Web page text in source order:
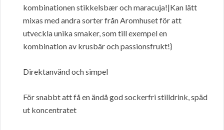
kombinationen stikkelsbær och maracuja!|Kan lätt
mixas med andra sorter från Aromhuset för att
utveckla unika smaker, som till exempel en
kombination av krusbär och passionsfrukt!}
Direktanvänd och simpel
För snabbt att få en ändå god sockerfri stilldrink, späd
ut koncentratet